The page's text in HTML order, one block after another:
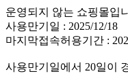
운영되지 않는 쇼핑몰입
사용만기일 : 2025/12/18
마지막접속허용기간 :
사용만기일에서 20일이